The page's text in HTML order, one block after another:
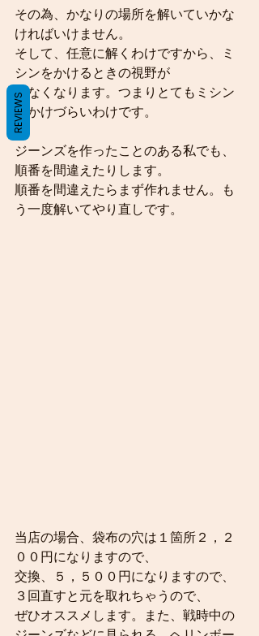
その為、かなりの場所を解いていかな
ければいけません。
そして、任意に解くわけですから、ミ
シンをかけるときの視野が
少なくなります。つまりとてもミシン
がかけづらいわけです。
ジーンズを作ったことのある私でも、
順番を間違えたりします。
順番を間違えたらまず作れません。も
う一度解いてやり直しです。
当店の場合、袋布の穴は１箇所２，２
００円になりますので、
交換、５，５００円になりますので、
３回直すと元を取れちゃうので、
ぜひオススメします。また、戦時中の
REVIEWS